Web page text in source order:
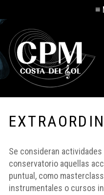
≡
Se consideran
conservatorio aquellas
puntual, como
instrumentales o cursos